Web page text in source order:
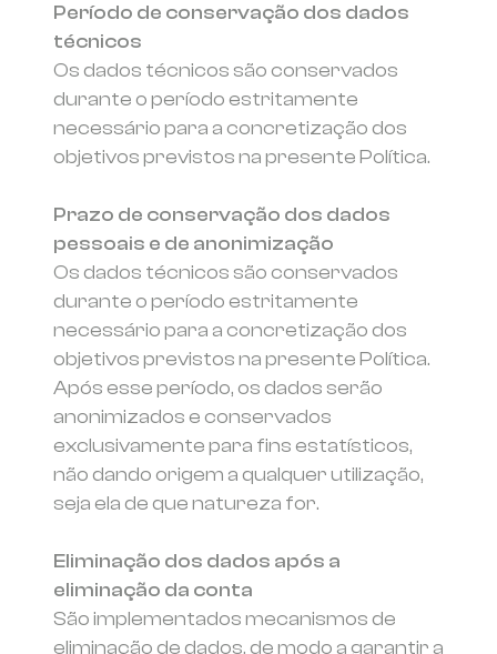
Período de conservação dos dados
técnicos
Os dados técnicos são conservados
durante o período estritamente
necessário para a concretização dos
objetivos previstos na presente Política.
Prazo de conservação dos dados
pessoais e de anonimização
Os dados técnicos são conservados
durante o período estritamente
necessário para a concretização dos
objetivos previstos na presente Política.
Após esse período, os dados serão
anonimizados e conservados
exclusivamente para fins estatísticos,
não dando origem a qualquer utilização,
seja ela de que natureza for.
Eliminação dos dados após a
eliminação da conta
São implementados mecanismos de
eliminação de dados, de modo a garantir a